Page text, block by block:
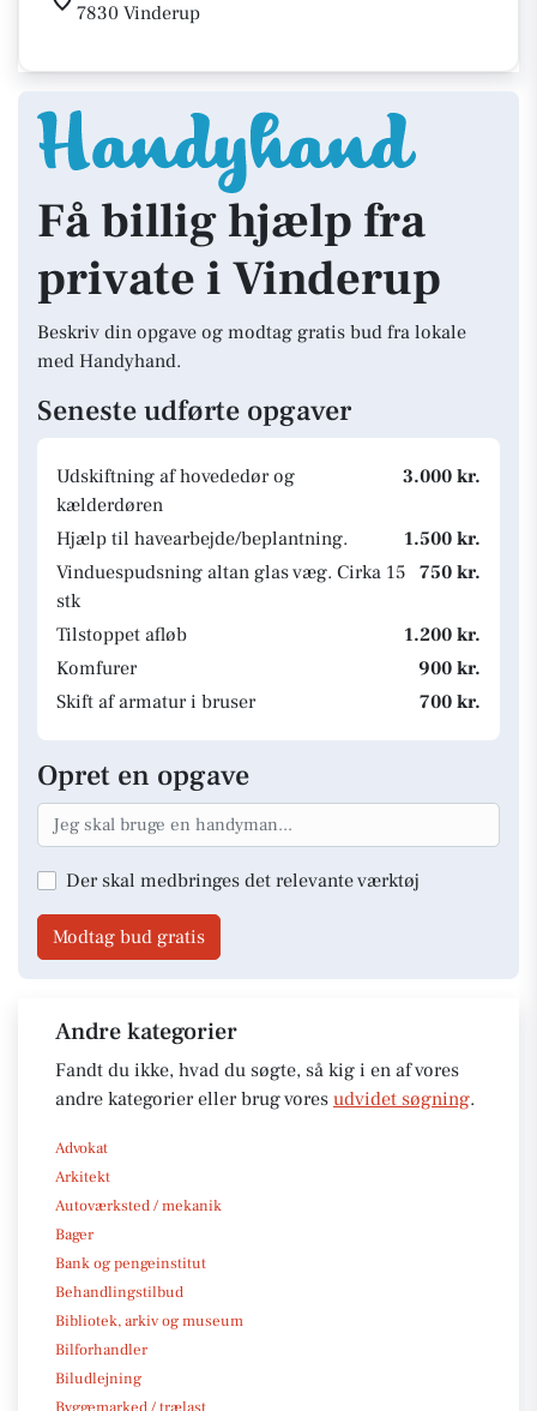
7830 Vinderup
Få billig hjælp fra
private i Vinderup
Beskriv din opgave og modtag gratis bud fra lokale
med Handyhand.
Seneste udførte opgaver
Udskiftning af hovededør og
kælderdøren
3.000 kr.
Hjælp til havearbejde/beplantning.
1.500 kr.
Vinduespudsning altan glas væg. Cirka 15
stk
750 kr.
Tilstoppet afløb
1.200 kr.
Komfurer
900 kr.
Skift af armatur i bruser
700 kr.
Opret en opgave
Der skal medbringes det relevante værktøj
Modtag bud gratis
Andre kategorier
Fandt du ikke, hvad du søgte, så kig i en af vores
andre kategorier eller brug vores udvidet søgning.
Advokat
Arkitekt
Autoværksted / mekanik
Bager
Bank og pengeinstitut
Behandlingstilbud
Bibliotek, arkiv og museum
Bilforhandler
Biludlejning
Byggemarked / trælast